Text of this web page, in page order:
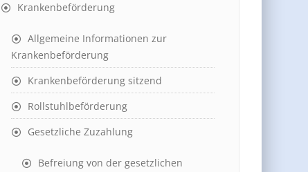
Krankenbeförderung
Allgemeine Informationen zur
Krankenbeförderung
Krankenbeförderung sitzend
Rollstuhlbeförderung
Gesetzliche Zuzahlung
Befreiung von der gesetzlichen